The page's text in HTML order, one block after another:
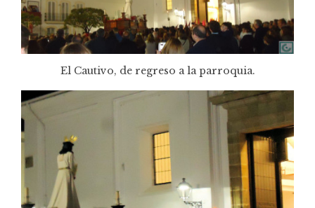
El Cautivo, de regreso a la parroquia.